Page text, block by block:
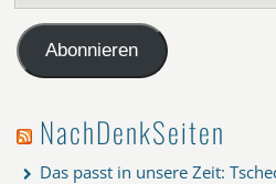
Mail-
AdresseAbonnieren
NachDenkSeiten
Das passt in unsere Zeit: